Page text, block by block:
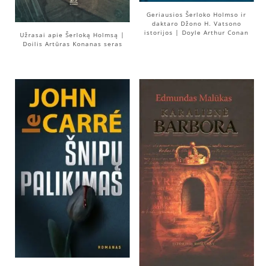
Užrasai apie Šerloką Holmsą |
Doilis Artūras Konanas seras
Geriausios Šerloko Holmso ir
daktaro Džono H. Vatsono
istorijos | Doyle Arthur Conan